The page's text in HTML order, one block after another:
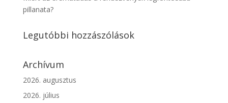
pillanata?
Legutóbbi hozzászólások
Archívum
2026. augusztus
2026. július